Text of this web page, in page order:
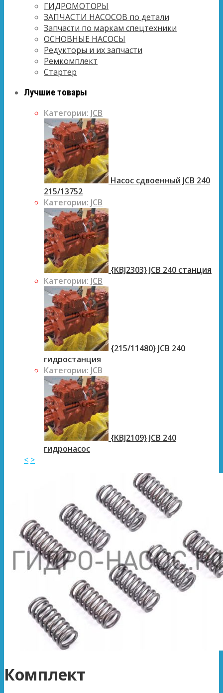
ГИДРОМОТОРЫ
ЗАПЧАСТИ НАСОСОВ по детали
Запчасти по маркам спецтехники
ОСНОВНЫЕ НАСОСЫ
Редукторы и их запчасти
Ремкомплект
Стартер
Лучшие товары
Категории: JCB
Насос сдвоенный JCB 240
215/13752
Категории: JCB
{KBJ2303} JCB 240 станция
Категории: JCB
{215/11480} JCB 240
гидростанция
Категории: JCB
{KBJ2109} JCB 240
гидронасос
< >
Комплект